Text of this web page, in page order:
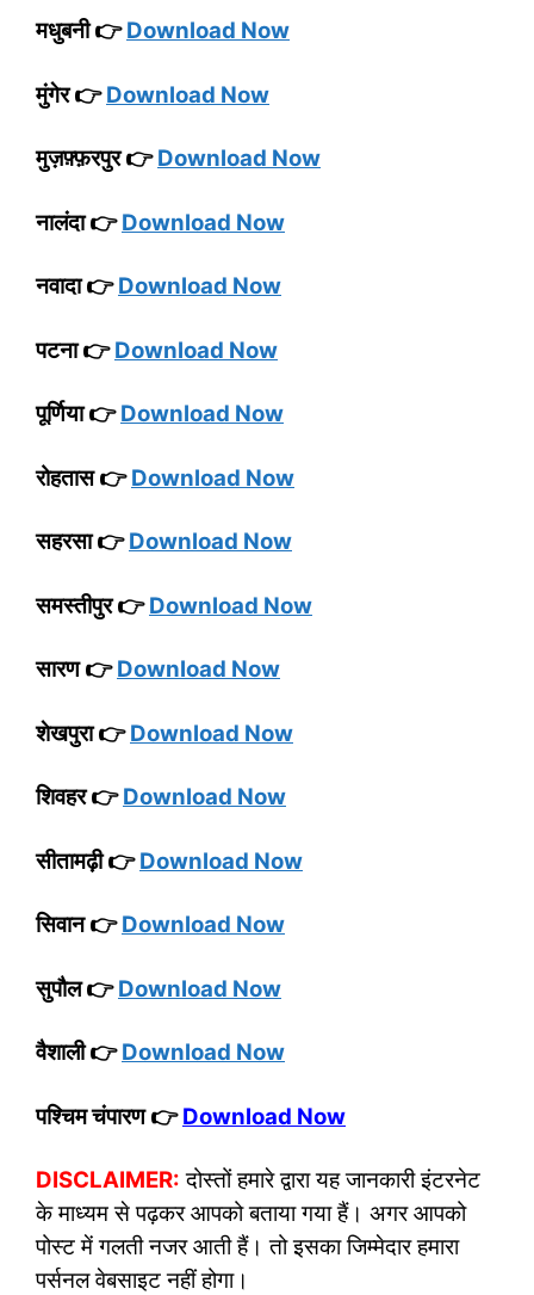
मधुबनी 👉Download Now
मुंगेर 👉Download Now
मुज़फ़्फ़रपुर 👉Download Now
नालंदा 👉Download Now
नवादा 👉Download Now
पटना 👉Download Now
पूर्णिया 👉Download Now
रोहतास 👉Download Now
सहरसा 👉Download Now
समस्तीपुर 👉Download Now
सारण 👉Download Now
शेखपुरा 👉Download Now
शिवहर 👉Download Now
सीतामढ़ी 👉Download Now
सिवान 👉Download Now
सुपौल 👉Download Now
वैशाली 👉Download Now
पश्चिम चंपारण 👉Download Now
DISCLAIMER: दोस्तों हमारे द्वारा यह जानकारी इंटरनेट
के माध्यम से पढ़कर आपको बताया गया हैं। अगर आपको
पोस्ट में गलती नजर आती हैं। तो इसका जिम्मेदार हमारा
पर्सनल वेबसाइट नहीं होगा।